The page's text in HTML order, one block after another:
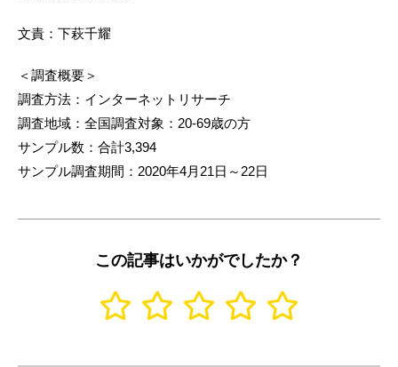
文責：下萩千耀
＜調査概要＞
調査方法：インターネットリサーチ
調査地域：全国調査対象：20-69歳の方
サンプル数：合計3,394
サンプル調査期間：2020年4月21日～22日
この記事はいかがでしたか？